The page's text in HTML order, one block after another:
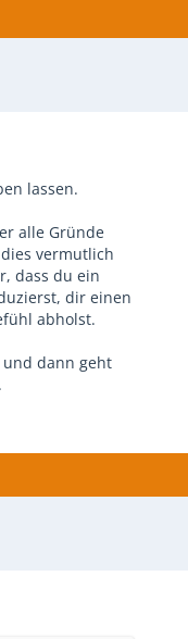
lassen.
alle Gründe
vermutlich
dass du ein
dir einen
abholst.
dann geht